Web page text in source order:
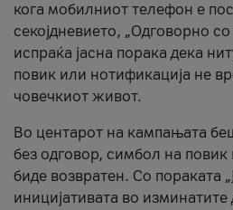
кога мобилниот телефон е
секојдневието, „Одговорно со
испраќа јасна порака дека
повик или нотификација не
човечкиот живот.
Во центарот на кампањата
без одговор, симбол на
биде возвратен. Со пораката
иницијативата во